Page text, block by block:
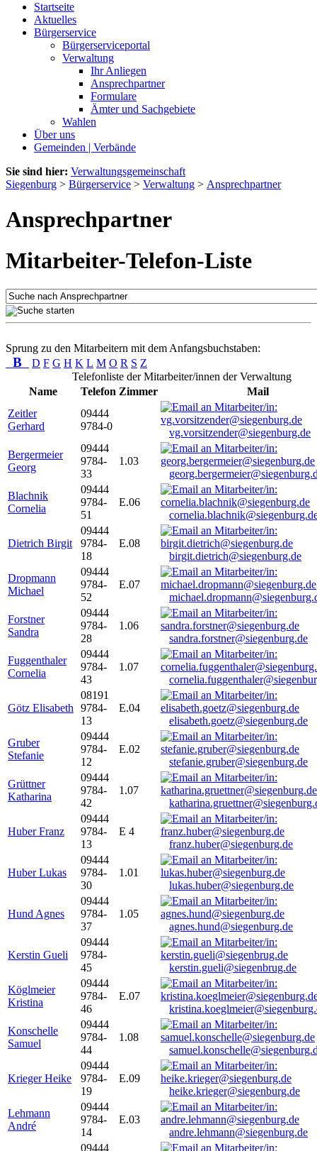
Startseite
Aktuelles
Bürgerservice
Bürgerserviceportal
Verwaltung
Ihr Anliegen
Ansprechpartner
Formulare
Ämter und Sachgebiete
Wahlen
Über uns
Gemeinden | Verbände
Sie sind hier: Verwaltungsgemeinschaft
Siegenburg > Bürgerservice > Verwaltung > Ansprechpartner
Ansprechpartner
Mitarbeiter-Telefon-Liste
Sprung zu den Mitarbeitern mit dem Anfangsbuchstaben:
B D F G H K L M O R S Z
Telefonliste der Mitarbeiter/innen der Verwaltung
Name
Telefon Zimmer
Mail
Zeitler
Gerhard
09444
9784-0
vg.vorsitzender@siegenburg.de
Bergermeier
Georg
09444
9784-
33
1.03
Blachnik
Cornelia
09444
9784-
51
E.06
Dietrich Birgit
09444
9784-
18
E.08
birgit.dietrich@siegenburg.de
Dropmann
Michael
09444
9784-
52
E.07
Forstner
Sandra
09444
9784-
28
1.06
sandra.forstner@siegenburg.de
Fuggenthaler
Cornelia
09444
9784-
43
1.07
Götz Elisabeth
08191
9784-
13
E.04
elisabeth.goetz@siegenburg.de
Gruber
Stefanie
09444
9784-
12
E.02
stefanie.gruber@siegenburg.de
Grüttner
Katharina
09444
9784-
42
1.07
Huber Franz
09444
9784-
13
E 4
franz.huber@siegenburg.de
Huber Lukas
09444
9784-
30
1.01
lukas.huber@siegenburg.de
Hund Agnes
09444
9784-
37
1.05
agnes.hund@siegenburg.de
Kerstin Gueli
09444
9784-
45
kerstin.gueli@siegenbrug.de
Köglmeier
Kristina
09444
9784-
46
E.07
Konschelle
Samuel
09444
9784-
44
1.08
Krieger Heike
09444
9784-
19
E.09
heike.krieger@siegenburg.de
Lehmann
André
09444
9784-
14
E.03
andre.lehmann@siegenburg.de
09444